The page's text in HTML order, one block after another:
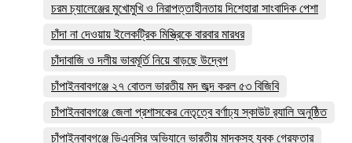
চরম চ্যালেঞ্জের মুখোমুখি ও নিরাপত্তাহীনতায় দিশেহারা সাংবাদিক পেশা
চাঁদা না দেওয়ায় ইলেকট্রিক মিস্ত্রিকে বারবার মারধর
চাঁদাবাজি ও দলীয় ভাবমূর্তি নিয়ে বাড়ছে উদ্বেগ
চাঁপাইনবাবগঞ্জে ২৭ বোতল ভারতীয় মদ জব্দ করল ৫৩ বিজিবি
চাঁপাইনবাবগঞ্জে জেলা প্রশাসকের নেতৃত্বে বর্ণাঢ্য স্কাউট র‍্যালি অনুষ্ঠিত
চাঁপাইনবাবগঞ্জে ডিএনসির অভিযানে ভারতীয় মাদকসহ যুবক গ্রেফতার